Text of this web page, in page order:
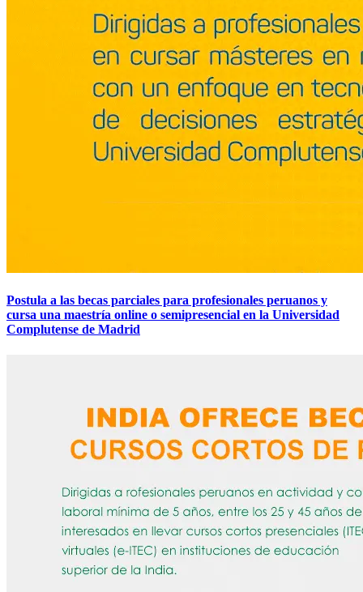
Postula a las becas parciales para profesionales peruanos y
cursa una maestría online o semipresencial en la Universidad
Complutense de Madrid